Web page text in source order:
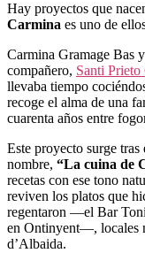
Hay proyectos que
Carmina es uno de
Carmina Gramage Bas
compañero, Santi Prieto
llevaba tiempo
recoge el alma de una
cuarenta años entre
Este proyecto surge tras
nombre, “La cuina de
recetas con ese tono
reviven los platos que
regentaron —el Bar
en Ontinyent—, locales
d’Albaida.